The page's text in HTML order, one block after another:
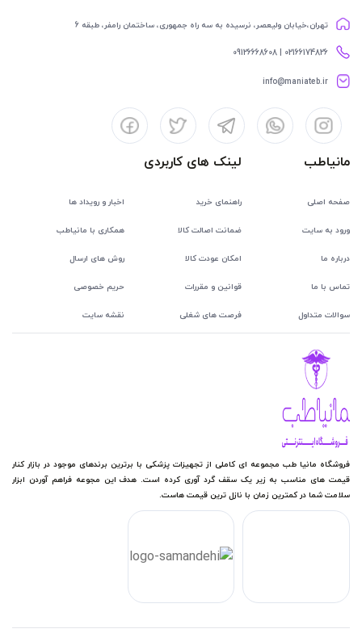
تهران،خیابان ولیعصر، نرسیده به سه راه جمهوری، ساختمان رامفر، طبقه 6
02166174826 | 09126668608
info@maniateb.ir
مانیاطب
صفحه اصلی
ورود به سایت
درباره ما
تماس با ما
سوالات متداول
لینک های کاربردی
راهنمای خرید اخبار و رویداد ها
ضمانت اصالت کالا همکاری با مانیاطب
امکان عودت کالا روش های ارسال
قوانین و مقررات حریم خصوصی
فرصت های شغلی نقشه سایت
فروشگاه مانیا طب مجموعه ای کاملی از تجهیزات پزشکی با برترین برندهای موجود در بازار کنار
قیمت های مناسب به زیر یک سقف گرد آوری کرده است. هدف این مجوعه فراهم آوردن ابزار
سلامت شما در کمترین زمان با نازل ترین قیمت هاست.